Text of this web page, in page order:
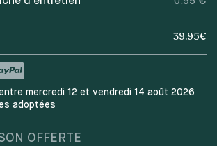
39.95€
mercredi 12 et vendredi 14 août 2026
adoptées
OFFERTE